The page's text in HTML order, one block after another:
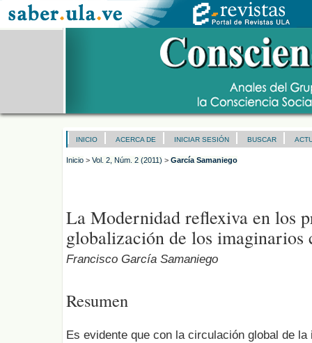
INICIO ACERCA DE INICIAR SESIÓN BUSCAR
Inicio > Vol. 2, Núm. 2 (2011) > García Samaniego
La Modernidad reflexiva en los
globalización de los imaginarios
Francisco García Samaniego
Resumen
Es evidente que con la circulación global de